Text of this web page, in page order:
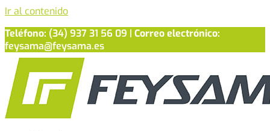
Ir al contenido
Teléfono: (34) 937 31 56 09 | Correo electrónico:
feysama@feysama.es